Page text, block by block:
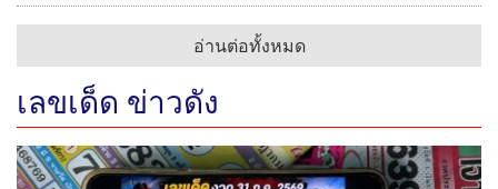
อ่านต่อทั้งหมด
เลขเด็ด ข่าวดัง